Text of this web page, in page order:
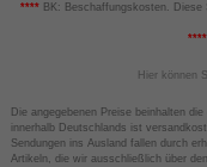
****BK: Beschaffungskosten. Diese
Hier können
Die angegebenen Preise beinhalten
innerhalb Deutschlands ist
Sendungen ins Ausland fallen durch
Artikeln, die wir ausschließlich über